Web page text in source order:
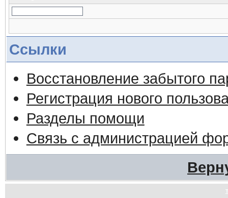
Ссылки
Восстановление забытого
Регистрация нового
Разделы помощи
Связь с администрацией